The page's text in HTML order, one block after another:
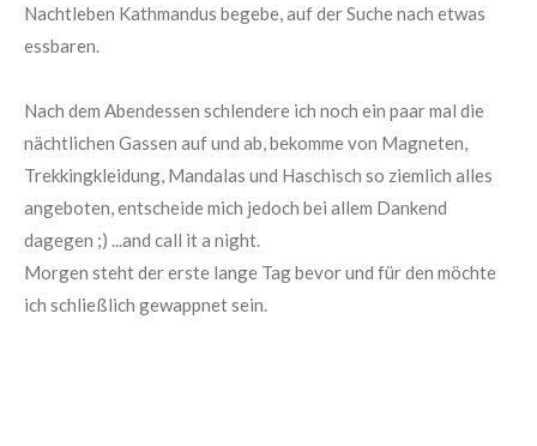
Nachtleben Kathmandus begebe, auf der Suche nach etwas
essbaren.
Nach dem Abendessen schlendere ich noch ein paar mal die
nächtlichen Gassen auf und ab, bekomme von Magneten,
Trekkingkleidung, Mandalas und Haschisch so ziemlich alles
angeboten, entscheide mich jedoch bei allem Dankend
dagegen ;) ...and call it a night.
Morgen steht der erste lange Tag bevor und für den möchte
ich schließlich gewappnet sein.